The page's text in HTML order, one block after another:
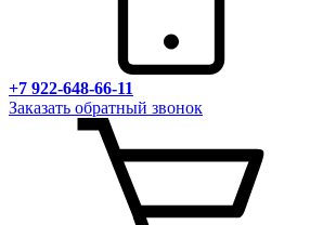
+7 922-648-66-11
Заказать обратный звонок